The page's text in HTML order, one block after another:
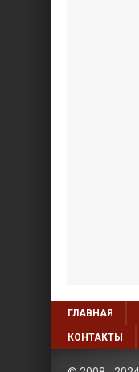
ГЛАВНАЯ
КОНТАКТЫ